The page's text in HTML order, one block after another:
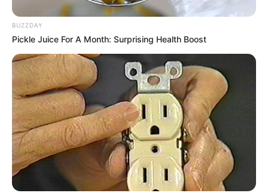
BUZZDAY
Pickle Juice For A Month: Surprising Health Boost